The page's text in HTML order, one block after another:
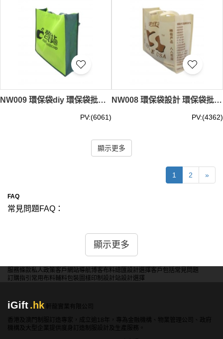
NW009 環保袋diy 環保袋批發 HK #25*35*10cm
PV:(6061)
NW008 環保袋設計 環保袋批發 訂製環保袋 #35*45*12cm
PV:(4362)
顯示更多
1 2 »
FAQ
常見問題FAQ：
答：我們提供多種材質和款式的訂製環保袋，包括有機棉、
再生聚酯纖維（RPET）、麻布和無紡布等。這些材質環保
包、折疊袋、拉繩袋等多種選擇，滿足各種需求。
答：當然可以！我們提供訂製環保袋的個性化設計服務，您
可以添加公司標誌、圖案或文字等設計。我們可以根據您的
需求進行印刷或刺繡，確保您的設計能完美呈現。請提供高
顯示更多
服務條款私人政策客戶 網站導航博客布料總匯設計選擇客戶包括常見問題
訂購指引 常用布料輔料包裝 圖樣印制 設計站設計選擇
iGift.hk
軒龍實業有限公司
香港及澳門制服訂造專家，成立逾18年，專為金融機構、物業管理公司、政府
機構及大型企業提供度身訂造制服設計及生產服務。